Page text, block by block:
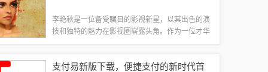
李艳秋是一位备受瞩目的影视新星，以其出色的演
技和独特的魅力在影视圈崭露头角。作为一位才华
爱和关注。她的星光熠熠，成为了众多粉丝心...
支付易新版下载，便捷支付的新时代首